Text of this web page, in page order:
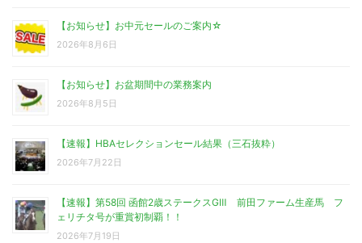
【お知らせ】お中元セールのご案内☆
2026年8月6日
【お知らせ】お盆期間中の業務案内
2026年8月5日
【速報】HBAセレクションセール結果（三石抜粋）
2026年7月22日
【速報】第58回 函館2歳ステークスGⅢ 前田ファーム生産馬 フ
ェリチタ号が重賞初制覇！！
2026年7月19日